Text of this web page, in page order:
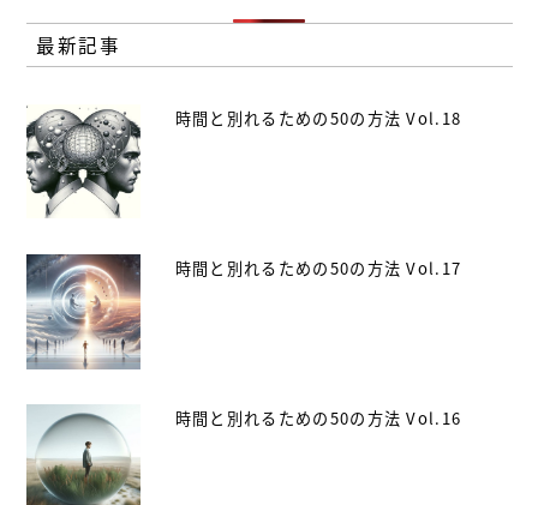
最新記事
時間と別れるための50の方法 Vol.18
時間と別れるための50の方法 Vol.17
時間と別れるための50の方法 Vol.16